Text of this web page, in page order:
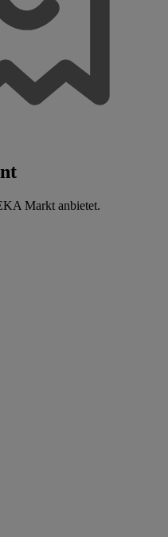
Markt anbietet.